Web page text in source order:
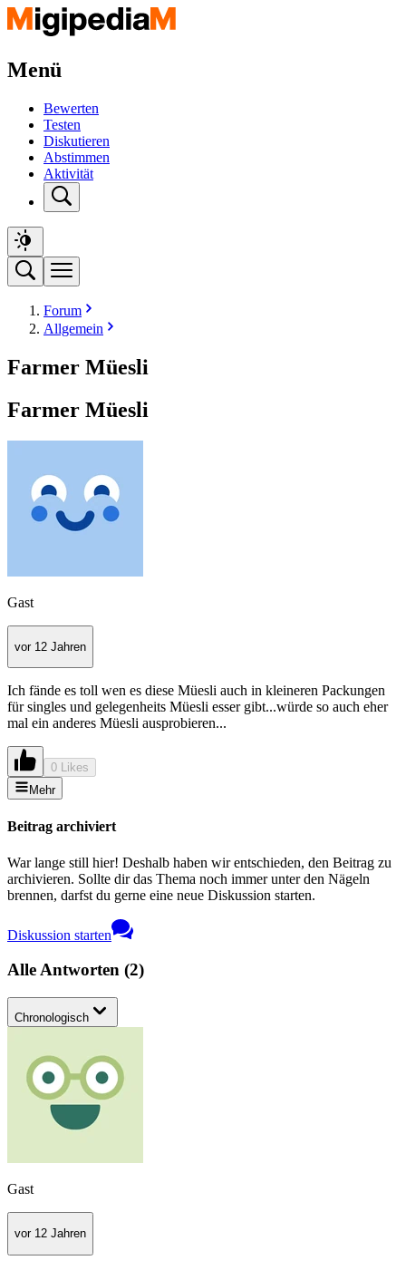
Menü
Bewerten
Testen
Diskutieren
Abstimmen
Aktivität
Forum
Allgemein
Farmer Müesli
Farmer Müesli
Gast
vor 12 Jahren
Ich fände es toll wen es diese Müesli auch in kleineren Packungen
für singles und gelegenheits Müesli esser gibt...würde so auch eher
mal ein anderes Müesli ausprobieren...
0 Likes
Mehr
Beitrag archiviert
War lange still hier! Deshalb haben wir entschieden, den Beitrag zu
archivieren. Sollte dir das Thema noch immer unter den Nägeln
brennen, darfst du gerne eine neue Diskussion starten.
Diskussion starten
Alle Antworten (2)
Chronologisch
Gast
vor 12 Jahren